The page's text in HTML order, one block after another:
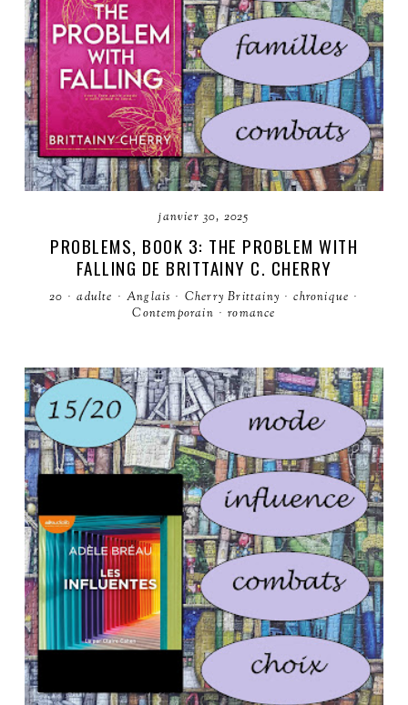
janvier 30, 2025
PROBLEMS, BOOK 3: THE PROBLEM WITH
FALLING DE BRITTAINY C. CHERRY
20 · adulte · Anglais · Cherry Brittainy · chronique ·
Contemporain · romance